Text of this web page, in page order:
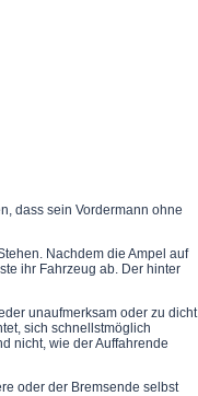
dass sein Vordermann ohne
Nachdem die Ampel auf
ihr Fahrzeug ab. Der hinter
unaufmerksam oder zu dicht
sich schnellstmöglich
nicht, wie der Auffahrende
oder der Bremsende selbst